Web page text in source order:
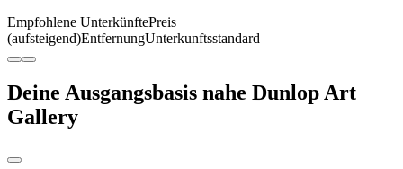
Empfohlene UnterkünftePreis
(aufsteigend)EntfernungUnterkunftsstandard
Deine Ausgangsbasis nahe Dunlop Art
Gallery